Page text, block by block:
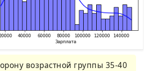
возрастной группы 35-40